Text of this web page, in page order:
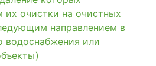
их очистки на очистных
направлением в
водоснабжения или